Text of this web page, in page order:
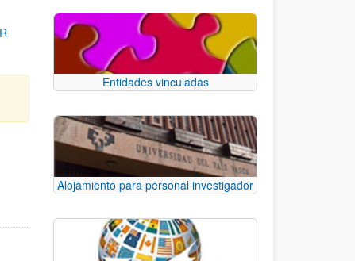
desplazarse.
Entidades vinculadas
Alojamiento para personal investigador